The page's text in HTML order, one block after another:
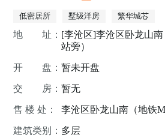
低密居所 墅级洋房 繁华城芯
地 址： [李沧区]李沧区卧龙山
站旁）
开 盘：暂未开盘
交 房：暂无
售 楼 处： 李沧区卧龙山南（地铁
建筑类别： 多层